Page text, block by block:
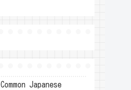
Common Japanese